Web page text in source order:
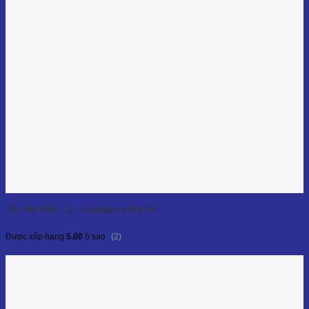
Dầu Hạt Mắc Ca - Macadamia Nut Oil
Được xếp hạng 5.00 5 sao (2)